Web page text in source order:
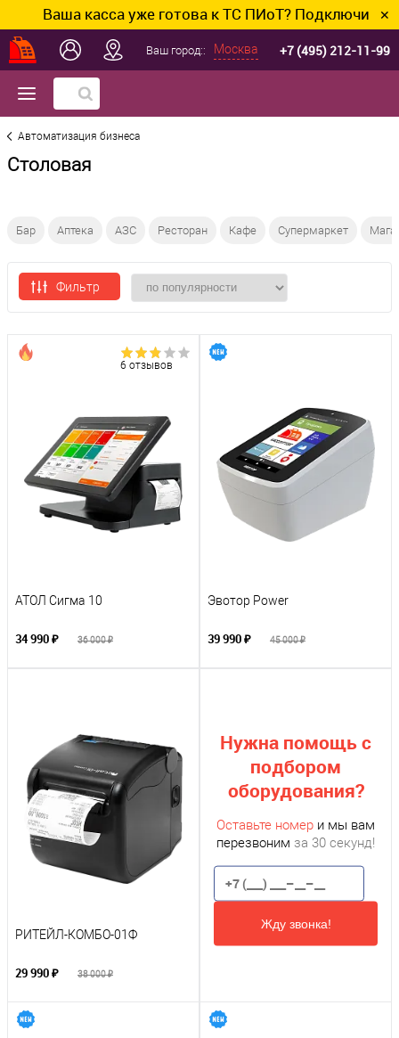
Ваша касса уже готова к ТС ПИоТ? Подключим и ✕
Ваш город:: Москва +7 (495) 212-11-99
Автоматизация бизнеса
Столовая
Бар Аптека АЗС Ресторан Кафе Супермаркет
Фильтр
6 отзывов
АТОЛ Сигма 10
34 990 ₽ 36 000 ₽
Эвотор Power
39 990 ₽ 45 000 ₽
РИТЕЙЛ-КОМБО-01Ф
29 990 ₽ 38 000 ₽
Нужна помощь с
подбором
оборудования?
Оставьте номер и мы вам
перезвоним за 30 секунд!
Жду звонка!